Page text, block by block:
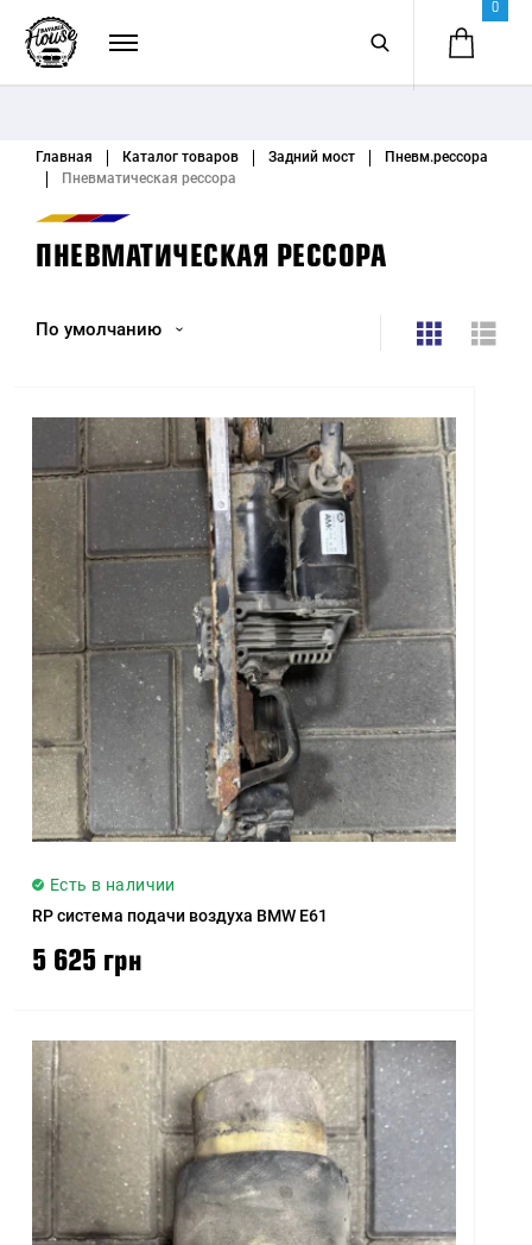
0
Главная Каталог товаров Задний мост
Пневм.рессора
Пневматическая рессора
ПНЕВМАТИЧЕСКАЯ РЕССОРА
По умолчанию
Название (А - Я)
Название (Я - А)
Цена (низкая > высокая)
Цена (высокая > низкая)
Рейтинг (начиная с
высокого)
Рейтинг (начиная с
низкого)
Модель (А - Я)
Модель (Я - А)
Есть в наличии
RP система подачи воздуха BMW E61
5 625 грн